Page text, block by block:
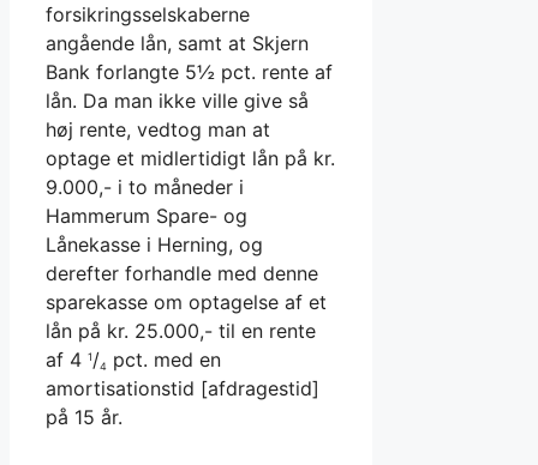
forsikringsselskaberne
angående lån, samt at Skjern
Bank forlangte 5½ pct. rente af
lån. Da man ikke ville give så
høj rente, vedtog man at
optage et midlertidigt lån på kr.
9.000,- i to måneder i
Hammerum Spare- og
Lånekasse i Herning, og
derefter forhandle med denne
sparekasse om optagelse af et
lån på kr. 25.000,- til en rente
af 4 1/4 pct. med en
amortisationstid [afdragestid]
på 15 år.